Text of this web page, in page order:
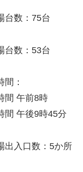
台数：75台
台数：53台
間：
間 午前8時
間 午後9時45分
出入口数：5か所